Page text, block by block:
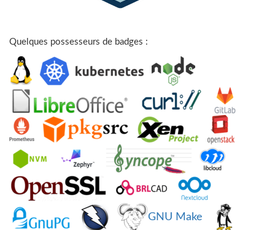
Quelques possesseurs de badges :
GNU Make